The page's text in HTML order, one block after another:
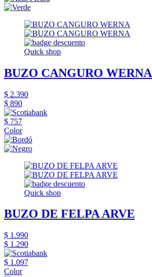
Quick shop
BUZO CANGURO WERNA
$ 2.390
$ 890
$ 757
Color
Quick shop
BUZO DE FELPA ARVE
$ 1.990
$ 1.290
$ 1.097
Color